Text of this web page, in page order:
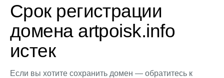
Срок регистрации
домена artpoisk.info
истек
Если вы хотите сохранить домен — обратитесь к